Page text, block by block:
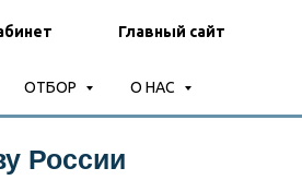
Главный сайт
ОТБОР О НАС
России